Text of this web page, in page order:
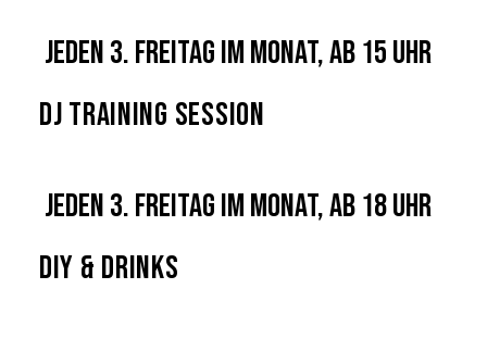
Jeden 3. Freitag im Monat, ab 15 Uhr
DJ Training Session
Jeden 3. Freitag im Monat, ab 18 Uhr
DIY & Drinks